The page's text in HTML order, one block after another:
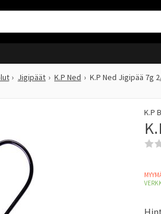
Jigipäät K.P Ned K.P Ned Jigipää 7g
K.P